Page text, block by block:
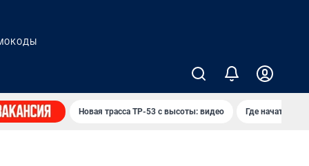
Новая трасса ТР-53 с высоты: видео Где начать